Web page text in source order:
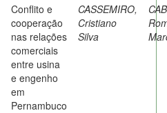
Conflito e
cooperação
nas relações
comerciais
entre usina
e engenho
em
Pernambuco
CASSEMIRO,
Cristiano
Silva